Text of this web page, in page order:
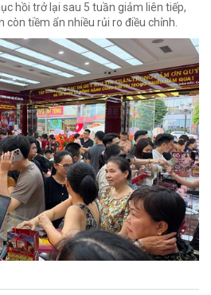
hồi trở lại sau 5 tuần giảm liên tiếp,
tiềm ẩn nhiều rủi ro điều chỉnh.